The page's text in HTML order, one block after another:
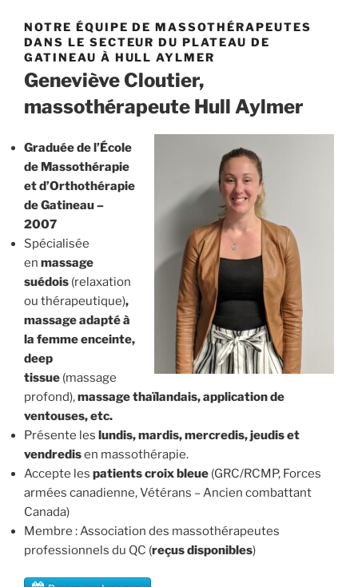
NOTRE ÉQUIPE DE MASSOTHÉRAPEUTES
DANS LE SECTEUR DU PLATEAU DE
GATINEAU À HULL AYLMER
Geneviève Cloutier,
massothérapeute Hull Aylmer
Graduée de l’École
de Massothérapie
et d’Orthothérapie
de Gatineau –
2007
Spécialisée
en massage
suédois (relaxation
ou thérapeutique),
massage adapté à
la femme enceinte,
deep
tissue (massage
profond),massage thaïlandais, application de
ventouses, etc.
Présente les lundis, mardis, mercredis, jeudis et
vendredisen massothérapie.
Accepte les patients croix bleue (GRC/RCMP, Forces
armées canadienne, Vétérans – Ancien combattant
Canada)
Membre : Association des massothérapeutes
professionnels du QC (reçus disponibles)